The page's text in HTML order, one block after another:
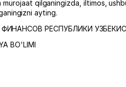
murojaat qilganingizda, iltimos,
ayting.
РЕСПУБЛИКИ
BO'LIMI